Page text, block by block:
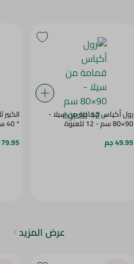
رول أكياس قمامة من سيلا -
90×80 سم - 12 للعبوة
49.95 جم
* 40 سم
179.95
عرض المزيد